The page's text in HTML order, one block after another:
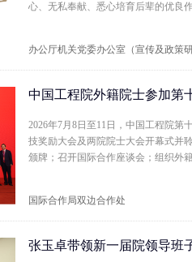
心、无私奉献、悉心培育后辈的优良
办公厅机关党委办公室（宣传及政策研
中国工程院外籍院士参加第
2026年7月8日至11日，中国工程院第
技奖励大会及两院院士大会开幕式并
颁牌；召开国际合作座谈会；组织外
国际合作局双边合作处
张玉卓带领新一届院领导班